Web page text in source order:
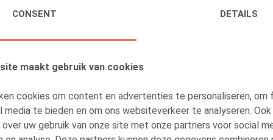
CONSENT DETAILS
maakt gebruik van cookies
cookies om content en advertenties te personaliseren, om
media te bieden en om ons websiteverkeer te analyseren.
uw gebruik van onze site met onze partners voor social